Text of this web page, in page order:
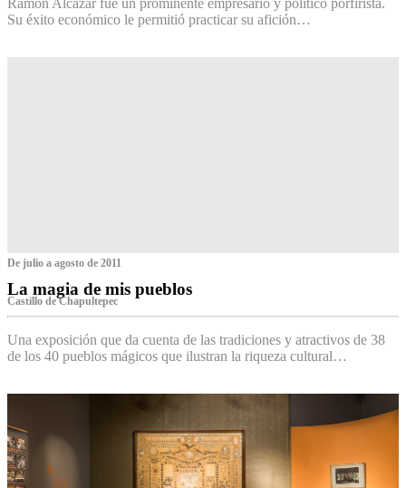
Ramón Alcázar fue un prominente empresario y político porfirista.
Su éxito económico le permitió practicar su afición…
De julio a agosto de 2011
La magia de mis pueblos
Castillo de Chapultepec
Una exposición que da cuenta de las tradiciones y atractivos de 38
de los 40 pueblos mágicos que ilustran la riqueza cultural…